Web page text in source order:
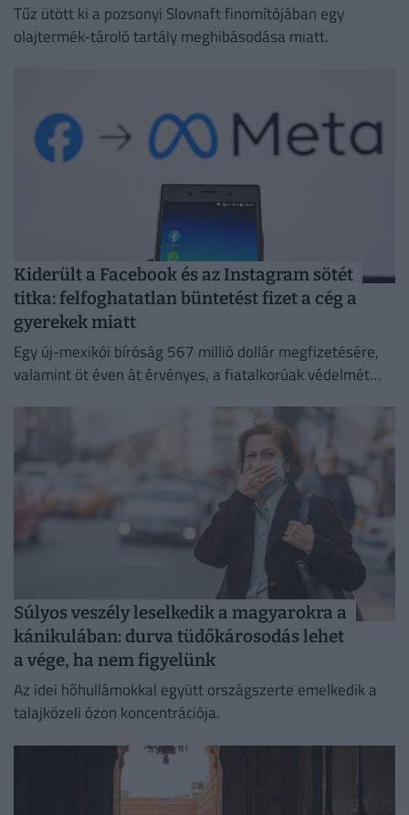
Tűz ütött ki a pozsonyi Slovnaft finomítójában egy
olajtermék-tároló tartály meghibásodása miatt.
Kiderült a Facebook és az Instagram sötét
titka: felfoghatatlan büntetést fizet a cég a
gyerekek miatt
Egy új-mexikói bíróság 567 millió dollár megfizetésére,
valamint öt éven át érvényes, a fiatalkorúak védelmét
Súlyos veszély leselkedik a magyarokra a
kánikulában: durva tüdőkárosodás lehet
a vége, ha nem figyelünk
Az idei hőhullámokkal együtt országszerte emelkedik a
talajközeli ózon koncentrációja.